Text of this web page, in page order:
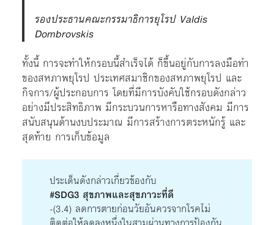
รองประธานคณะกรรมาธิการยุโรป Valdis
Dombrovskis
ทั้งนี้ การจะทำให้กรอบนี้สำเร็จได้ ก็ขึ้นอยู่กับการลงมือทำ
ของสหภาพยุโรป ประเทศสมาชิกของสหภาพยุโรป และ
กิจการ/ผู้ประกอบการ โดยที่มีการบังคับใช้กรอบดังกล่าว
อย่างมีประสิทธิภาพ มีกระบวนการหารือทางสังคม มีการ
สนับสนุนด้านงบประมาณ มีการสร้างการตระหนักรู้ และ
สุดท้าย การเก็บข้อมูล
ประเด็นดังกล่าวเกี่ยวข้องกับ
#SDG3 สุขภาพและสุขภาวะที่ดี
-(3.4) ลดการตายก่อนวัยอันควรจากโรคไม่